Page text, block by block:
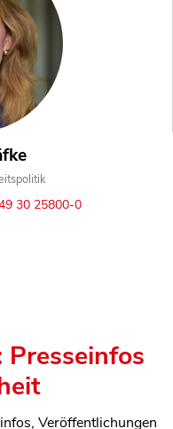
30 25800-0
Veröffentlichungen